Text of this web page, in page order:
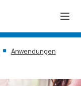
Anwendungen